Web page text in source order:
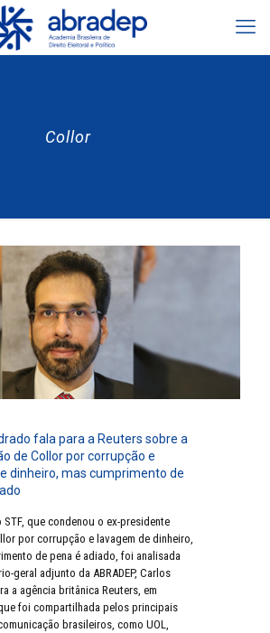
Collor
fala para a Reuters sobre a
de Collor por corrupção e
dinheiro, mas cumprimento de
STF, que condenou o ex-presidente
por corrupção e lavagem de dinheiro,
de pena é adiado, foi analisada
geral adjunto da ABRADEP, Carlos
a agência britânica Reuters, em
foi compartilhada pelos principais
brasileiros, como UOL,